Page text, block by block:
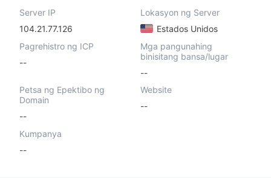
Server IP
104.21.77.126
Lokasyon ng Server
Estados Unidos
Pagrehistro ng ICP
--
Mga pangunahing
binisitang bansa/lugar
--
Petsa ng Epektibo ng
Domain
--
Website
--
Kumpanya
--